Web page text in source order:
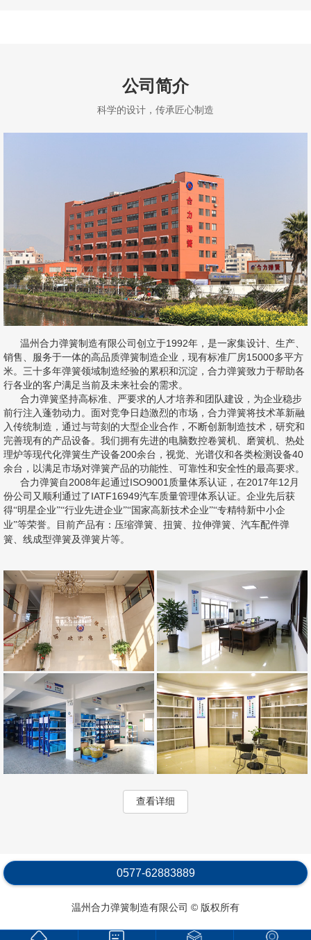
温州合力弹簧制造有限公司创立于1992年，是一家集设计、生产、
销售、服务于一体的高品质弹簧制造企业，现有标准厂房15000多平方
米。三十多年弹簧领域制造经验的累积和沉淀，合力弹簧致力于帮助各
行各业的客户满足当前及未来社会的需求。
合力弹簧坚持高标准、严要求的人才培养和团队建设，为企业稳步
前行注入蓬勃动力。面对竞争日趋激烈的市场，合力弹簧将技术革新融
入传统制造，通过与苛刻的大型企业合作，不断创新制造技术，研究和
完善现有的产品设备。我们拥有先进的电脑数控卷簧机、磨簧机、热处
理炉等现代化弹簧生产设备200余台， 视觉、光谱仪和各类检测设备40
余台，以满足市场对弹簧产品的功能性、可靠性和安全性的最高要求。
合力弹簧自2008年起通过ISO9001质量体系认证，在2017年12月
份公司又顺利通过了IATF16949汽车质量管理体系认证。企业先后获
得“明星企业”“行业先进企业”“国家高新技术企业”“专精特新中小企
业”等荣誉。目前产品有：压缩弹簧、扭簧、拉伸弹簧、汽车配件弹
簧、线成型弹簧及弹簧片等。
查看详细
0577-62883889